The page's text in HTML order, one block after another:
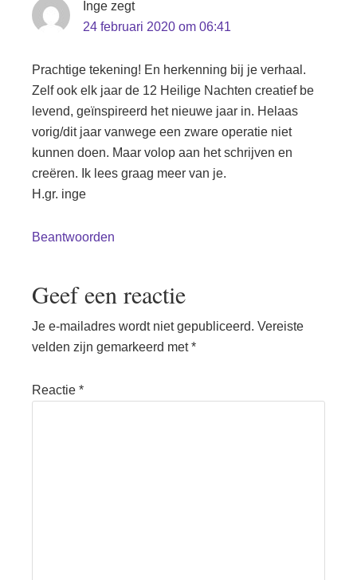
Inge zegt
24 februari 2020 om 06:41
Prachtige tekening! En herkenning bij je verhaal.
Zelf ook elk jaar de 12 Heilige Nachten creatief be
levend, geïnspireerd het nieuwe jaar in. Helaas
vorig/dit jaar vanwege een zware operatie niet
kunnen doen. Maar volop aan het schrijven en
creëren. Ik lees graag meer van je.
H.gr. inge
Beantwoorden
Geef een reactie
Je e-mailadres wordt niet gepubliceerd. Vereiste
velden zijn gemarkeerd met*
Reactie *